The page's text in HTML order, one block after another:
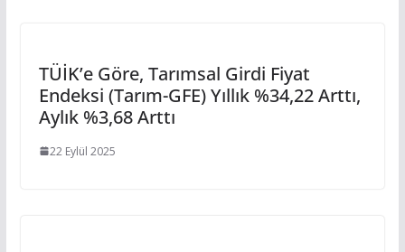
TÜİK’e Göre, Tarımsal Girdi Fiyat
Endeksi (Tarım-GFE) Yıllık %34,22 Arttı,
Aylık %3,68 Arttı
22 Eylül 2025